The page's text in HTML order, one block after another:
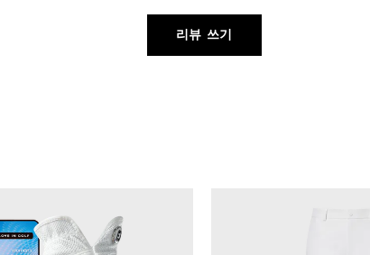
리뷰 쓰기